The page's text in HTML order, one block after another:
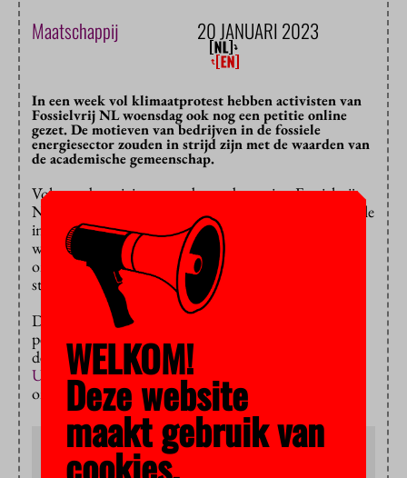
Maatschappij 20 JANUARI 2023
In een week vol klimaatprotest hebben activisten van
Fossielvrij NL woensdag ook nog een petitie online
gezet. De motieven van bedrijven in de fossiele
energiesector zouden in strijd zijn met de waarden van
de academische gemeenschap.
Volgens de activisten van burgerbeweging Fossielvrij
NL zijn universiteiten nauw verbonden met de fossiele
industrie via duurzaamheidsprijzen voor studenten,
werving op de campus, alumninetwerken,
onderzoeksfinanciering en sponsoring van
studentenverenigingen.
Daar moet een einde aan komen schrijven ze in een
petitie met een landelijke versie en aparte versies voor
de Universiteit van Amsterdam en de
Universiteit. Bij elkaar zijn ze meer dan 2.100 keer
ondertekend.
Debat
Op 23 februari vindt een VU-breed debat plaats over
WELKOM!
Deze website
maakt gebruik van
cookies.